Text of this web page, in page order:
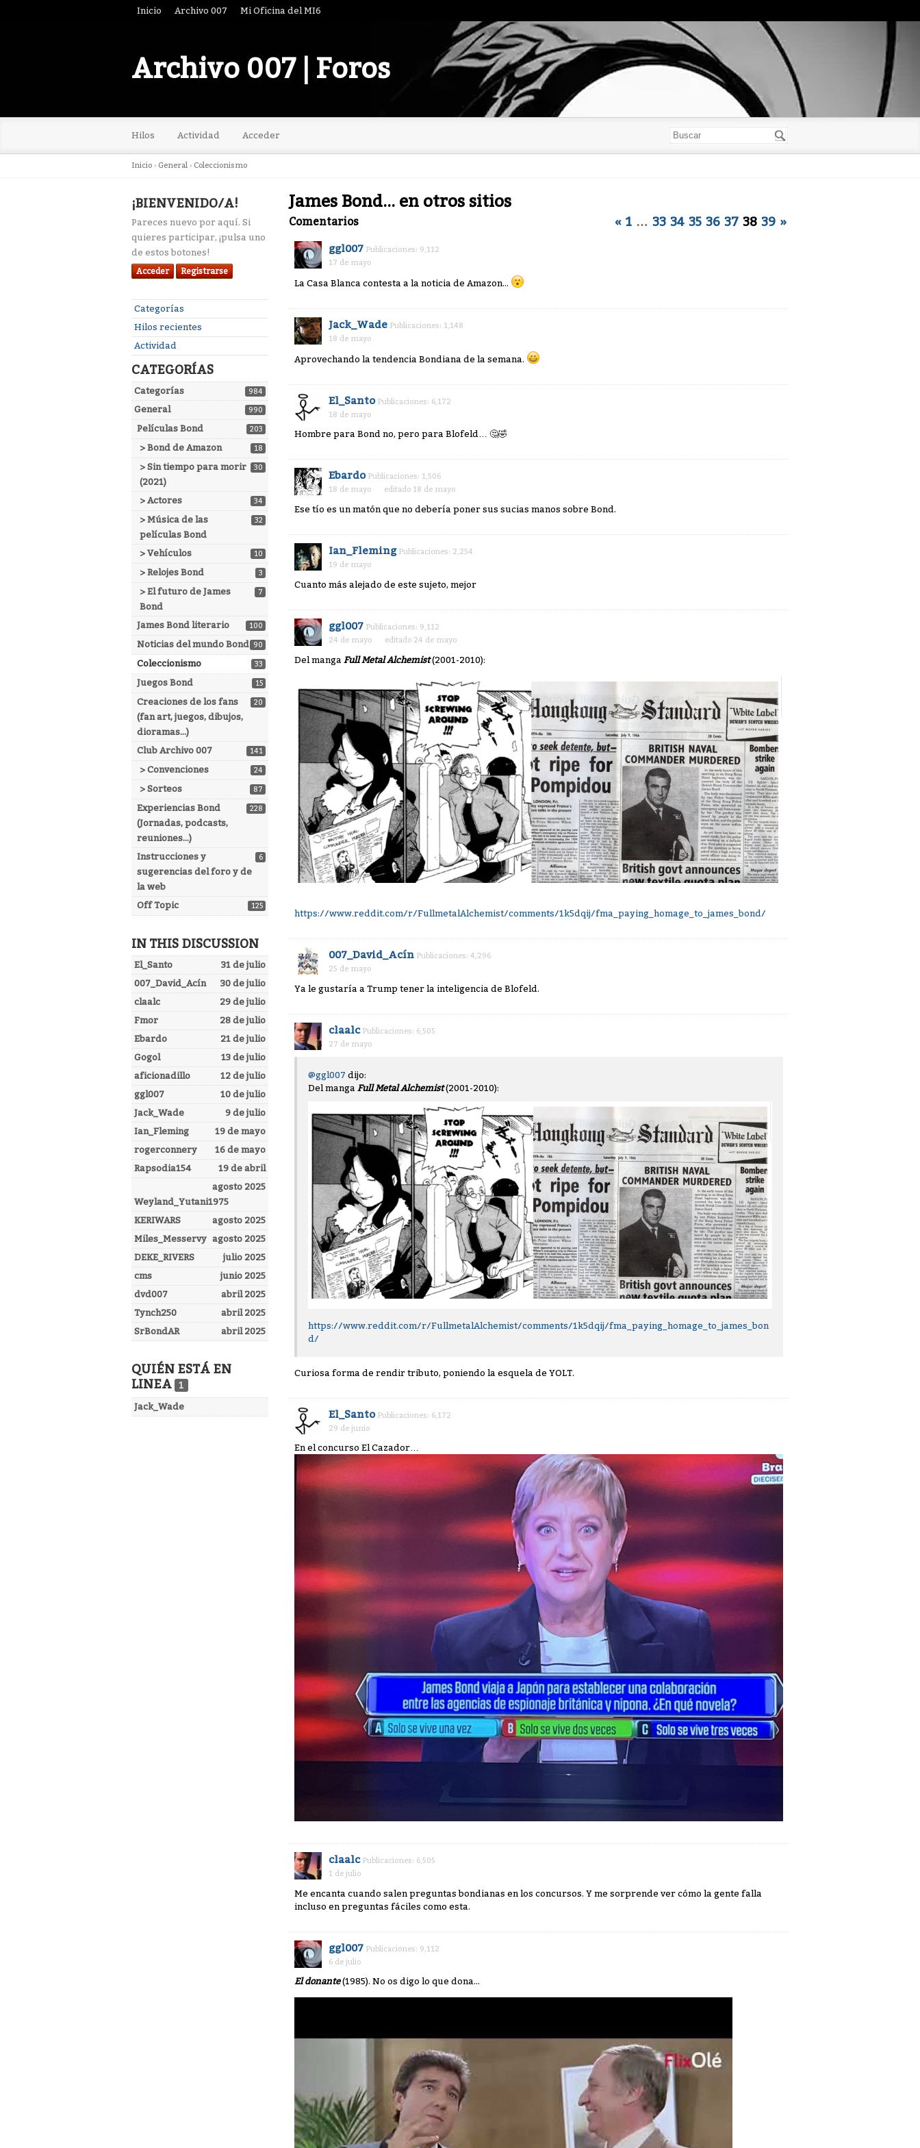
Inicio Archivo 007 Mi Oficina del MI6
Archivo 007 | Foros
Hilos Actividad Acceder
Inicio › General › Coleccionismo
¡BIENVENIDO/A!
Pareces nuevo por aquí. Si
quieres participar, ¡pulsa uno
de estos botones!
Acceder Registrarse
Enlaces
rápidos
Categorías
Hilos recientes
Actividad
CATEGORÍAS
984
Categorías
990
General
203
Películas Bond
18
> Bond de Amazon
30
> Sin tiempo para morir
(2021)
34
> Actores
32
> Música de las
películas Bond
10
> Vehículos
3
> Relojes Bond
7
> El futuro de James
Bond
100
James Bond literario
90
Noticias del mundo Bond
33
Coleccionismo
15
Juegos Bond
20
Creaciones de los fans
(fan art, juegos, dibujos,
dioramas...)
141
Club Archivo 007
24
> Convenciones
87
> Sorteos
228
Experiencias Bond
(Jornadas, podcasts,
reuniones...)
6
Instrucciones y
sugerencias del foro y de
la web
125
Off Topic
IN THIS DISCUSSION
31 de julio
El_Santo
30 de julio
007_David_Acín
29 de julio
claalc
28 de julio
Fmor
21 de julio
Ebardo
13 de julio
Gogol
12 de julio
aficionadillo
10 de julio
ggl007
9 de julio
Jack_Wade
19 de mayo
Ian_Fleming
16 de mayo
rogerconnery
19 de abril
Rapsodia154
agosto 2025
Weyland_Yutani1975
agosto 2025
KERIWARS
agosto 2025
Miles_Messervy
julio 2025
DEKE_RIVERS
junio 2025
cms
abril 2025
dvd007
abril 2025
Tynch250
abril 2025
SrBondAR
QUIÉN ESTÁ EN
LINEA 1
Jack_Wade
James Bond... en otros sitios
« 1 … 33 34 35 36 37 38 39 »
Comentarios
ggl007 Publicaciones: 9,112
17 de mayo
La Casa Blanca contesta a la noticia de Amazon...
Jack_Wade Publicaciones: 1,148
18 de mayo
Aprovechando la tendencia Bondiana de la semana.
El_Santo Publicaciones: 6,172
18 de mayo
Hombre para Bond no, pero para Blofeld… 🤔🤣
Ebardo Publicaciones: 1,506
18 de mayo
editado 18 de mayo
Ese tío es un matón que no debería poner sus sucias manos sobre Bond.
Ian_Fleming Publicaciones: 2,254
19 de mayo
Cuanto más alejado de este sujeto, mejor
ggl007 Publicaciones: 9,112
24 de mayo
editado 24 de mayo
Del manga Full Metal Alchemist(2001-2010):
https://www.reddit.com/r/FullmetalAlchemist/comments/1k5dqij/fma_paying_homage_to_james_bond/
007_David_Acín Publicaciones: 4,296
25 de mayo
Ya le gustaría a Trump tener la inteligencia de Blofeld.
claalc Publicaciones: 6,505
27 de mayo
@ggl007 dijo:
Del manga Full Metal Alchemist(2001-2010):
https://www.reddit.com/r/FullmetalAlchemist/comments/1k5dqij/fma_paying_homage_to_james_bon
d/
Curiosa forma de rendir tributo, poniendo la esquela de YOLT.
El_Santo Publicaciones: 6,172
29 de junio
En el concurso El Cazador…
claalc Publicaciones: 6,505
1 de julio
Me encanta cuando salen preguntas bondianas en los concursos. Y me sorprende ver cómo la gente falla
incluso en preguntas fáciles como esta.
ggl007 Publicaciones: 9,112
6 de julio
El donante(1985). No os digo lo que dona...